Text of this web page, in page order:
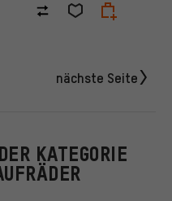
nächste Seite
KATEGORIE